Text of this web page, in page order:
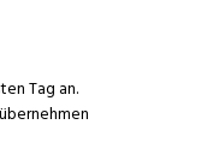
Tag an.